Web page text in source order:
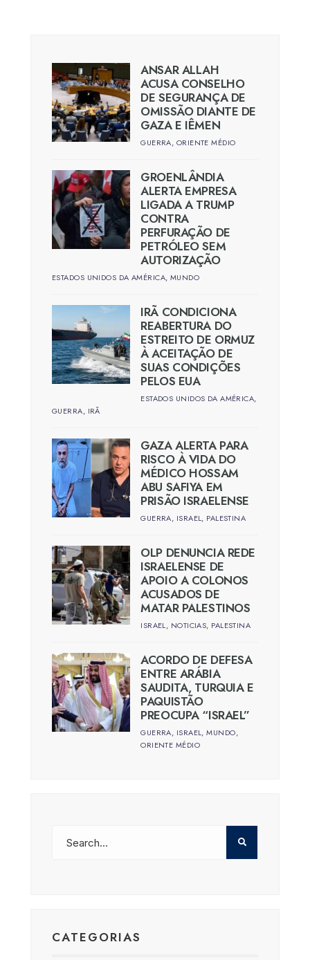
ANSAR ALLAH
ACUSA CONSELHO
DE SEGURANÇA DE
OMISSÃO DIANTE DE
GAZA E IÊMEN
GUERRA, ORIENTE MÉDIO
GROENLÂNDIA
ALERTA EMPRESA
LIGADA A TRUMP
CONTRA
PERFURAÇÃO DE
PETRÓLEO SEM
AUTORIZAÇÃO
ESTADOS UNIDOS DA AMÉRICA, MUNDO
IRÃ CONDICIONA
REABERTURA DO
ESTREITO DE ORMUZ
À ACEITAÇÃO DE
SUAS CONDIÇÕES
PELOS EUA
ESTADOS UNIDOS DA AMÉRICA,
GUERRA, IRÃ
GAZA ALERTA PARA
RISCO À VIDA DO
MÉDICO HOSSAM
ABU SAFIYA EM
PRISÃO ISRAELENSE
GUERRA, ISRAEL, PALESTINA
OLP DENUNCIA REDE
ISRAELENSE DE
APOIO A COLONOS
ACUSADOS DE
MATAR PALESTINOS
ISRAEL, NOTICIAS, PALESTINA
ACORDO DE DEFESA
ENTRE ARÁBIA
SAUDITA, TURQUIA E
PAQUISTÃO
PREOCUPA “ISRAEL”
GUERRA, ISRAEL,MUNDO,
ORIENTE MÉDIO
CATEGORIAS